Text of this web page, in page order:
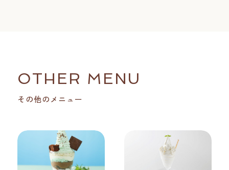
OTHER MENU
その他のメニュー